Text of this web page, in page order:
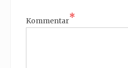
Kommentar*